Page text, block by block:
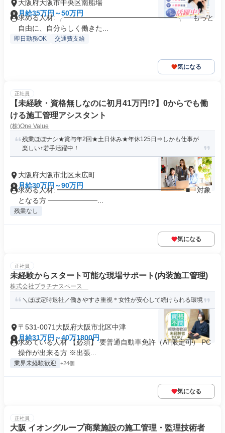
大阪府大阪市中央区南船場
月給35万円～50万円
求める人材: ╭━━━━━━━━━━━━━━━━╮ 「もっと
自由に、自分らしく働きた...
即日勤務OK 交通費支給
気になる
正社員
【未経験・資格無しなのに初月41万円!?】0からでも働
ける施工管理アシスタント
(株)One Value
残業ほぼナシ★賞与年2回★土日休み★年休125日⇒しかも仕事が
楽しい↑若手活躍中！
大阪府大阪市北区末広町
月給30万円～90万円
求める人材: ━━━━━━━━━━━━━━━━━━ ■ 対象
となる方 ━━━━━━━...
残業なし
気になる
正社員
未経験からスタート可能な現場サポート(内装施工管理)
株式会社プラチナスペース
＼ほぼ定時退社／働きやすさ重視＊女性が安心して続けられる環境
〒531-0071大阪府大阪市北区中津
月給31万円～40万1800円
求めている人材 【必須】 要普通自動車免許（AT限定可） PC
操作が出来る方 ※出張...
業界未経験歓迎 +24個
気になる
正社員
大阪 イオングループ商業施設の施工管理・監理技術者